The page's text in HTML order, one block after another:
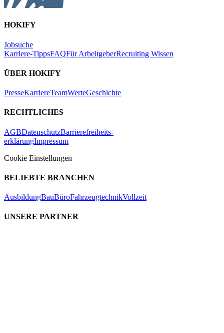
HOKIFY
Jobsuche
Karriere-TippsFAQFür ArbeitgeberRecruiting Wissen
ÜBER HOKIFY
PresseKarriereTeamWerteGeschichte
RECHTLICHES
AGBDatenschutzBarrierefreiheits-
erklärungImpressum
Cookie Einstellungen
BELIEBTE BRANCHEN
AusbildungBauBüroFahrzeugtechnikVollzeit
UNSERE PARTNER